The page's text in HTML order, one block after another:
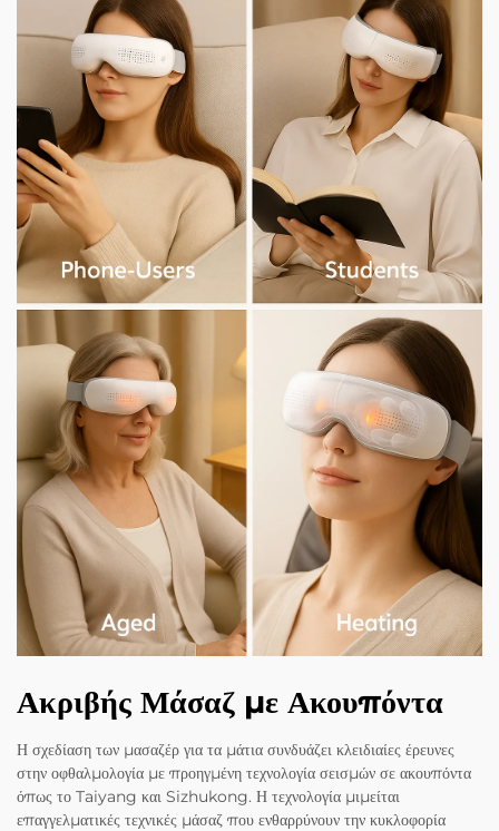
Ακριβής Μάσαζ με Ακουπόντα
Η σχεδίαση των μασαζέρ για τα μάτια συνδυάζει κλειδιαίες έρευνες
στην οφθαλμολογία με προηγμένη τεχνολογία σεισμών σε ακουπόντα
όπως το Taiyang και Sizhukong. Η τεχνολογία μιμείται
επαγγελματικές τεχνικές μάσαζ που ενθαρρύνουν την κυκλοφορία